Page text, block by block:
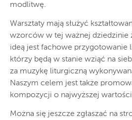
modlitwę.
Warsztaty mają służyć
wzorców w tej ważnej dziedzinie
ideą jest fachowe przygotowanie
którzy będą w stanie wziąć na
za muzykę liturgiczną
Naszym celem jest także
kompozycji o najwyższej
Można się jeszcze zgłaszać na